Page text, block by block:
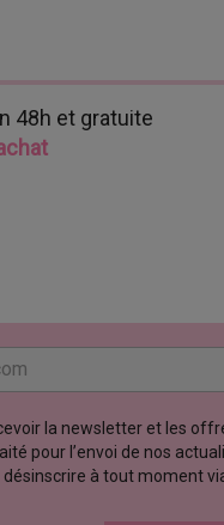
48h et gratuite
la newsletter et les
pour l’envoi de nos
à tout moment